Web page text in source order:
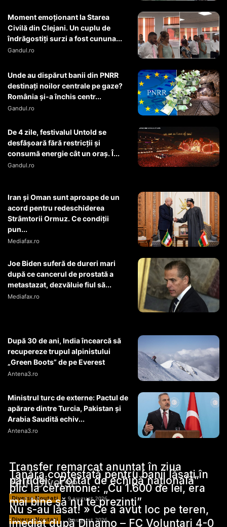
Moment emoționant la Starea
Civilă din Clejani. Un cuplu de
îndrăgostiți surzi a fost cununa...
Gandul.ro
Unde au dispărut banii din PNRR
destinați noilor centrale pe gaze?
România și-a închis centr...
Gandul.ro
De 4 zile, festivalul Untold se
desfășoară fără restricții și
consumă energie cât un oraș. Î...
Gandul.ro
Iran și Oman sunt aproape de un
acord pentru redeschiderea
Strâmtorii Ormuz. Ce condiții
pun...
Mediafax.ro
Joe Biden suferă de dureri mari
după ce cancerul de prostată a
metastazat, dezvăluie fiul să...
Mediafax.ro
După 30 de ani, India încearcă să
recupereze trupul alpinistului
„Green Boots” de pe Everest
Antena3.ro
Ministrul turc de externe: Pactul de
apărare dintre Turcia, Pakistan şi
Arabia Saudită echiv...
Antena3.ro
Stiri Diverse:
Transfer remarcat anunțat în ziua
partidei: „Portar de echipă națională”
Diverse Noutati 9 august 2026
Tânăra contestată pentru banii lăsați în
plic la ceremonie: „Cu 1.600 de lei, era
mai bine să nu te prezinți”
Diverse Noutati 9 august 2026
Nu s-au lăsat! » Ce a avut loc pe teren,
imediat după Dinamo – FC Voluntari 4-0